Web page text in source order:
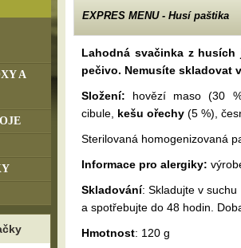
EXPRES MENU - Husí paštika
Lahodná svačinka z
pečivo. Nemusíte skladovat
Složení: hovězí maso (30
cibule, kešu ořechy (5 %),
Sterilovaná homogenizovaná
Informace pro alergiky:
Skladování: Skladujte v
a spotřebujte do 48 hodin.
Hmotnost: 120 g
A